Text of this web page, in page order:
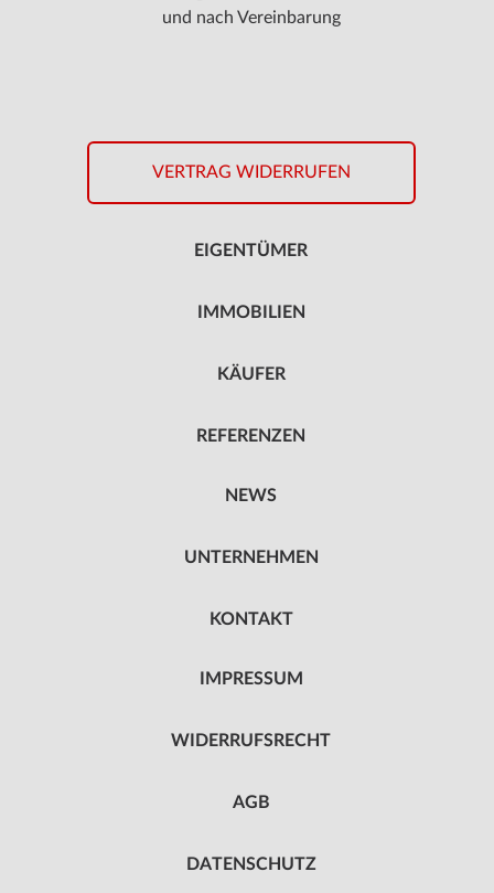
und nach Vereinbarung
VERTRAG WIDERRUFEN
EIGENTÜMER
IMMOBILIEN
KÄUFER
REFERENZEN
NEWS
UNTERNEHMEN
KONTAKT
IMPRESSUM
WIDERRUFSRECHT
AGB
DATENSCHUTZ